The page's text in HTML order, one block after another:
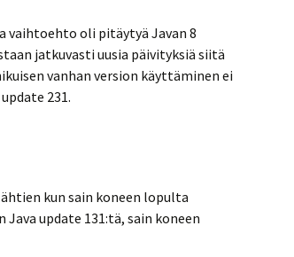
vaihtoehto oli pitäytyä Javan 8
jatkuvasti uusia päivityksiä siitä
vanhan version käyttäminen ei
231.
kun sain koneen lopulta
update 131:tä, sain koneen